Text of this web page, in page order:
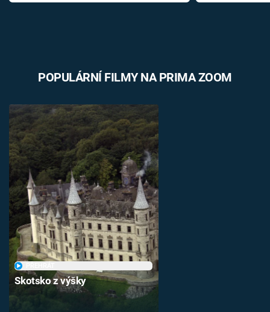
POPULÁRNÍ FILMY NA PRIMA ZOOM
Skotsko z výšky